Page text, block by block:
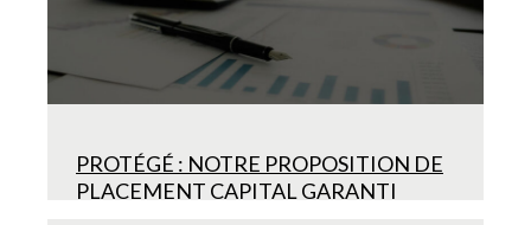
PROTÉGÉ : NOTRE PROPOSITION DE
PLACEMENT CAPITAL GARANTI